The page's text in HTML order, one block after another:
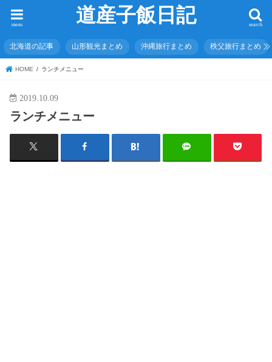
道産子飯日記 search
menu
北海道の記事 山形観光まとめ 沖縄旅行まとめ 秩父旅行まとめ
HOME ランチメニュー
2019.10.09
ランチメニュー